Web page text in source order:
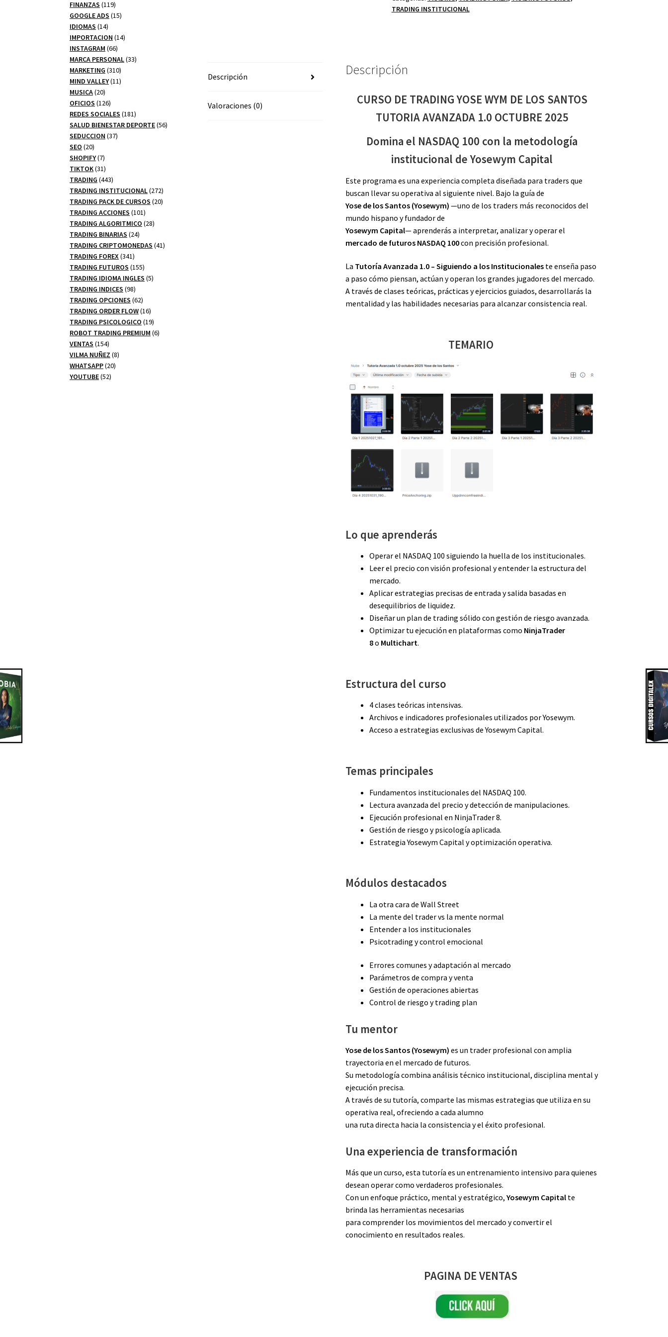
DE
1.0
2025
TRADING INSTITUCIONAL
Descripción
Valoraciones (0)
Descripción
CURSO DE TRADING YOSE WYM DE LOS SANTOS
TUTORIA AVANZADA 1.0 OCTUBRE 2025
Domina el NASDAQ 100 con la metodología
institucional de Yosewym Capital
Este programa es una experiencia completa diseñada para traders que
buscan llevar su operativa al siguiente nivel. Bajo la guía de
Yose de los Santos (Yosewym) —uno de los traders más reconocidos del
mundo hispano y fundador de
Yosewym Capital— aprenderás a interpretar, analizar y operar el
mercado de futuros NASDAQ 100con precisión profesional.
La Tutoría Avanzada 1.0 – Siguiendo a los Institucionales te enseña paso
a paso cómo piensan, actúan y operan los grandes jugadores del mercado.
A través de clases teóricas, prácticas y ejercicios guiados, desarrollarás la
mentalidad y las habilidades necesarias para alcanzar consistencia real.
TEMARIO
Lo que aprenderás
Operar el NASDAQ 100 siguiendo la huella de los institucionales.
Leer el precio con visión profesional y entender la estructura del
mercado.
Aplicar estrategias precisas de entrada y salida basadas en
desequilibrios de liquidez.
Diseñar un plan de trading sólido con gestión de riesgo avanzada.
Optimizar tu ejecución en plataformas como NinjaTrader
8o Multichart.
Estructura del curso
4 clases teóricas intensivas.
Archivos e indicadores profesionales utilizados por Yosewym.
Acceso a estrategias exclusivas de Yosewym Capital.
Temas principales
Fundamentos institucionales del NASDAQ 100.
Lectura avanzada del precio y detección de manipulaciones.
Ejecución profesional en NinjaTrader 8.
Gestión de riesgo y psicología aplicada.
Estrategia Yosewym Capital y optimización operativa.
Módulos destacados
La otra cara de Wall Street
La mente del trader vs la mente normal
Entender a los institucionales
Psicotrading y control emocional
Errores comunes y adaptación al mercado
Parámetros de compra y venta
Gestión de operaciones abiertas
Control de riesgo y trading plan
Tu mentor
Yose de los Santos (Yosewym) es un trader profesional con amplia
trayectoria en el mercado de futuros.
Su metodología combina análisis técnico institucional, disciplina mental y
ejecución precisa.
A través de su tutoría, comparte las mismas estrategias que utiliza en su
operativa real, ofreciendo a cada alumno
una ruta directa hacia la consistencia y el éxito profesional.
Una experiencia de transformación
Más que un curso, esta tutoría es un entrenamiento intensivo para quienes
desean operar como verdaderos profesionales.
Con un enfoque práctico, mental y estratégico,Yosewym Capital te
brinda las herramientas necesarias
para comprender los movimientos del mercado y convertir el
conocimiento en resultados reales.
PAGINA DE VENTAS
productos
FINANZAS 119119
productos
GOOGLE ADS 1515
IDIOMAS 1414
productos
IMPORTACION 1414
INSTAGRAM 6666
productos
MARCA PERSONAL 3333
MARKETING 310310
productos
MIND VALLEY 1111
MUSICA 2020
productos
OFICIOS 126126
productos
REDES SOCIALES 181181
productos
SALUD BIENESTAR DEPORTE 5656
SEDUCCION 3737
SEO 2020
productos
SHOPIFY 77
productos
TIKTOK 3131
productos
TRADING 443443
productos
TRADING INSTITUCIONAL 272272
productos
TRADING PACK DE CURSOS 2020
TRADING ACCIONES 101101
productos
TRADING ALGORITMICO 2828
TRADING BINARIAS 2424
productos
TRADING CRIPTOMONEDAS 4141
TRADING FOREX 341341
productos
TRADING FUTUROS 155155
productos
TRADING IDIOMA INGLES 55
TRADING INDICES 9898
productos
TRADING OPCIONES 6262
productos
TRADING ORDER FLOW 1616
productos
TRADING PSICOLOGICO 1919
productos
ROBOT TRADING PREMIUM 66
VENTAS 154154
productos
VILMA NUÑEZ 88
WHATSAPP 2020
YOUTUBE 5252